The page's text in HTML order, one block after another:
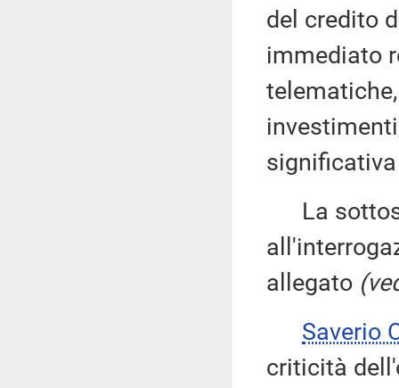
del credito
immediato
La
allegato
Saverio
criticità